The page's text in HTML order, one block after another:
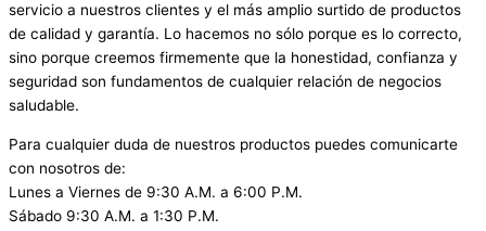
servicio a nuestros clientes y el más amplio surtido de productos
de calidad y garantía. Lo hacemos no sólo porque es lo correcto,
sino porque creemos firmemente que la honestidad, confianza y
seguridad son fundamentos de cualquier relación de negocios
saludable.
Para cualquier duda de nuestros productos puedes comunicarte
con nosotros de:
Lunes a Viernes de 9:30 A.M. a 6:00 P.M.
Sábado 9:30 A.M. a 1:30 P.M.